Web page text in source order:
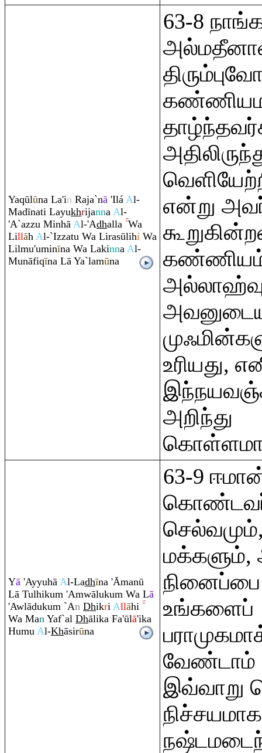
Yaqūlūna La'in Raja`nā 'Ilá Al-
Madīnati Layukhrijanna Al-
'A`azzu Minhā Al-'Adhalla Wa
Lillāh Al-`Izzatu Wa Lirasūlihi Wa
Lilmu'uminīna Wa Lakinna Al-
Munāfiqīna Lā Ya`lamūna
63-8
என்று
உரியது,
அறிந்து
Yā 'Ayyuhā Al-Ladhīna 'Āmanū
Lā Tulhikum 'Amwālukum Wa Lā
'Awlādukum `An Dhikri Allāhi
Wa Man Yaf`al Dhālika Fa'ūlā'ika
Humu Al-Khāsirūna
63-9
நினைப்பை
உங்களைப்
வேண்டாம்
இவ்வாறு